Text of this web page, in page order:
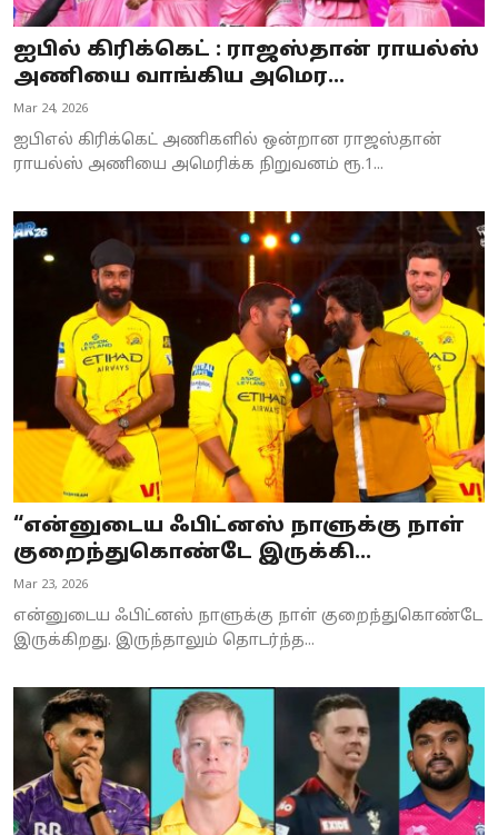
ஐபில் கிரிக்கெட் : ராஜஸ்தான் ராயல்ஸ்
அணியை வாங்கிய அமெர...
Mar 24, 2026
ஐபிஎல் கிரிக்கெட் அணிகளில் ஒன்றான ராஜஸ்தான்
ராயல்ஸ் அணியை அமெரிக்க நிறுவனம் ரூ.1...
“என்னுடைய ஃபிட்னஸ் நாளுக்கு நாள்
குறைந்துகொண்டே இருக்கி...
Mar 23, 2026
என்னுடைய ஃபிட்னஸ் நாளுக்கு நாள் குறைந்துகொண்டே
இருக்கிறது. இருந்தாலும் தொடர்ந்த...